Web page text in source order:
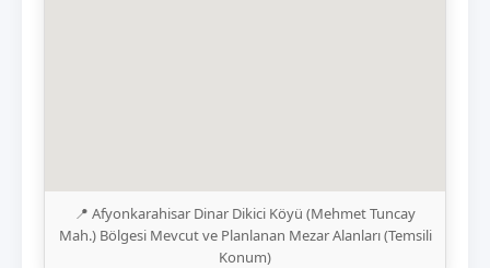
📍 Afyonkarahisar Dinar Dikici Köyü (Mehmet Tuncay
Mah.) Bölgesi Mevcut ve Planlanan Mezar Alanları (Temsili
Konum)